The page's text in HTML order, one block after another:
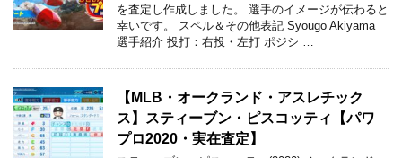
を査定し作成しました。 選手のイメージが伝わると
幸いです。 スペル＆その他表記 Syougo Akiyama
選手紹介 投打：右投・左打 ポジシ …
【MLB・オークランド・アスレチック
ス】スティーブン・ピスコッティ【パワ
プロ2020・実在査定】